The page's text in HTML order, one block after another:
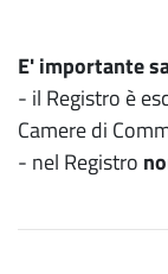
E' importante
- il Registro è
Camere di
- nel Registro